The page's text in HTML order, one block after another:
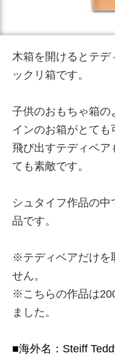
木箱を開けるとテ
ックリ箱です。
子供のおもちゃ箱
インのお箱がとても
飛び出すテディベア
ても素敵です。
シュタイフ作品の
品です。
※テディベアだけを
せん。
※こちらの作品は
ました。
■海外名：Steiff